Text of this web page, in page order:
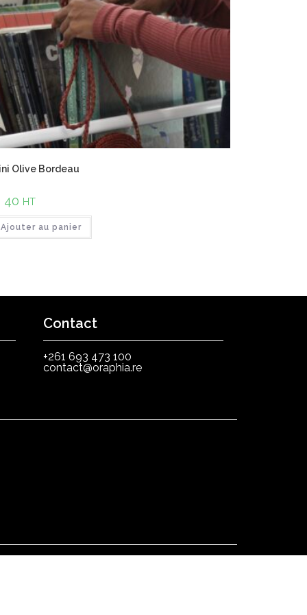
Olive Bordeau
40 HT
Ajouter au panier
Contact
+261 693 473 100
contact@oraphia.re